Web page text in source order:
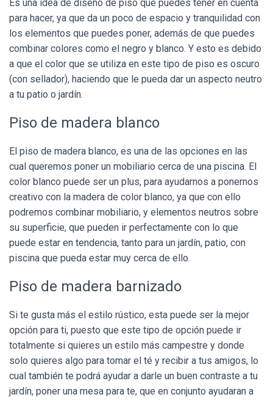
Es una idea de diseño de piso que puedes tener en cuenta
para hacer, ya que da un poco de espacio y tranquilidad con
los elementos que puedes poner, además de que puedes
combinar colores como el negro y blanco. Y esto es debido
a que el color que se utiliza en este tipo de piso es oscuro
(con sellador), haciendo que le pueda dar un aspecto neutro
a tu patio o jardín.
Piso de madera blanco
El piso de madera blanco, es una de las opciones en las
cual queremos poner un mobiliario cerca de una piscina. El
color blanco puede ser un plus, para ayudarnos a ponernos
creativo con la madera de color blanco, ya que con ello
podremos combinar mobiliario, y elementos neutros sobre
su superficie, que pueden ir perfectamente con lo que
puede estar en tendencia, tanto para un jardín, patio, con
piscina que pueda estar muy cerca de ello.
Piso de madera barnizado
Si te gusta más el estilo rústico, esta puede ser la mejor
opción para ti, puesto que este tipo de opción puede ir
totalmente si quieres un estilo más campestre y donde
solo quieres algo para tomar el té y recibir a tus amigos, lo
cual también te podrá ayudar a darle un buen contraste a tu
jardín, poner una mesa para te, que en conjunto ayudaran a